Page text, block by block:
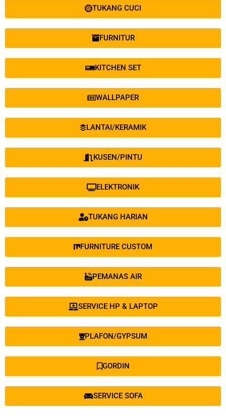
TUKANG CUCI
FURNITUR
KITCHEN SET
WALLPAPER
LANTAI/KERAMIK
KUSEN/PINTU
ELEKTRONIK
TUKANG HARIAN
FURNITURE CUSTOM
PEMANAS AIR
SERVICE HP & LAPTOP
PLAFON/GYPSUM
GORDIN
SERVICE SOFA